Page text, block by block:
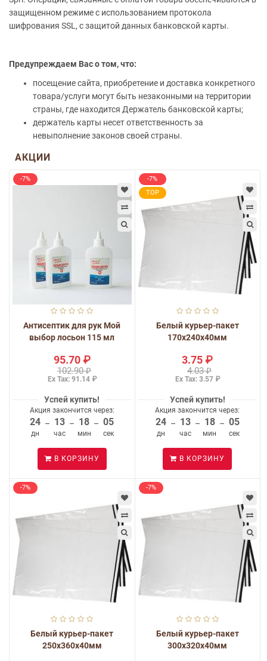
защищенном режиме с использованием протокола
шифрования SSL, с защитой данных банковской карты.
Предупреждаем Вас о том, что:
посещение сайта, приобретение и доставка конкретного
товара/услуги могут быть незаконными на территории
страны, где находится Держатель банковской карты;
держатель карты несет ответственность за
невыполнение законов своей страны.
АКЦИИ
-7%
Антисептик для рук Мой
выбор лосьон 115 мл
95.70 ₽
102.90 ₽
Ex Tax: 91.14 ₽
Успей купить!
Акция закончится через:
24
дн
– 13
час
– 18
мин
– 05
сек
В КОРЗИНУ
-7%
TOP
Белый курьер-пакет
170x240x40мм
3.75 ₽
4.03 ₽
Ex Tax: 3.57 ₽
Успей купить!
Акция закончится через:
24
дн
– 13
час
– 18
мин
– 05
сек
В КОРЗИНУ
-7%
Белый курьер-пакет
250x360x40мм
-7%
Белый курьер-пакет
300x320x40мм